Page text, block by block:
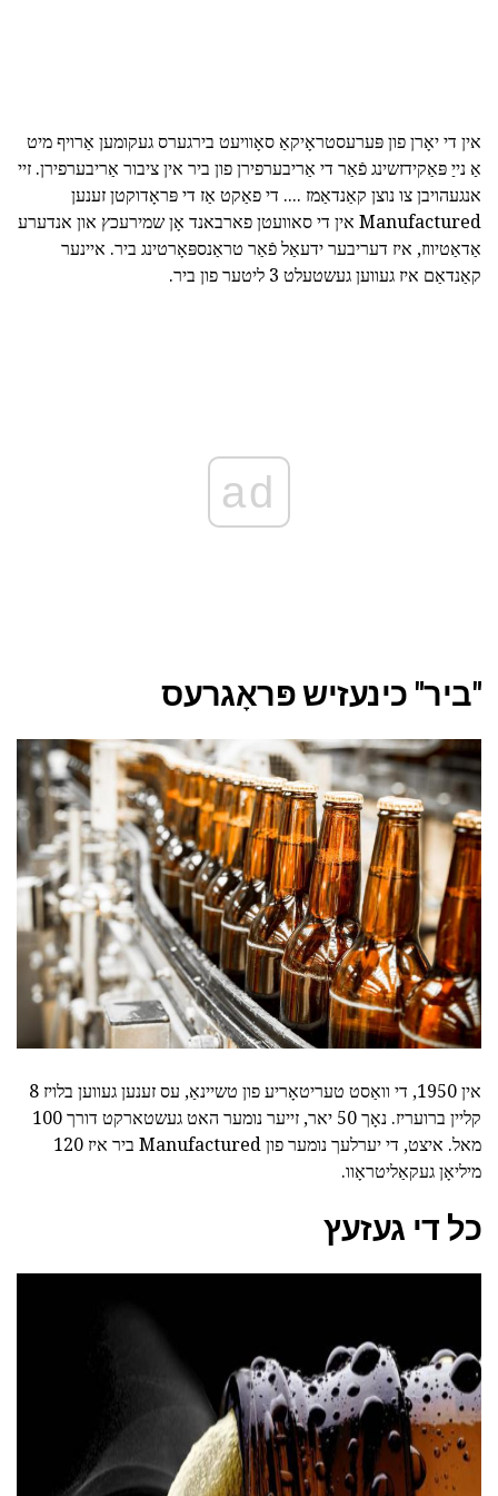
אין די יאָרן פון פּערעסטראָיקאַ סאָוויעט בירגערס געקומען אַרויף מיט
אַ נייַ פּאַקידזשינג פֿאַר די אַריבערפירן פון ביר אין ציבור אַריבערפירן. זיי
אנגעהויבן צו נוצן קאַנדאַמז .... די פאַקט אַז די פּראָדוקטן זענען
Manufactured אין די סאוועטן פארבאנד אָן שמירעכץ און אנדערע
אַדאַטיווז, איז דעריבער ידעאַל פֿאַר טראַנספּאָרטינג ביר. איינער
קאַנדאַם איז געווען געשטעלט 3 ליטער פון ביר.
ad
"ביר" כינעזיש פּראָגרעס
אין 1950, די וואַסט טעריטאָריע פון טשיינאַ, עס זענען געווען בלויז 8
קליין ברועריז. נאָך 50 יאר, זייער נומער האט געשטארקט דורך 100
מאל. איצט, די יערלעך נומער פון Manufactured ביר איז 120
מיליאָן געקאַליטראָוו.
כל די געזעץ